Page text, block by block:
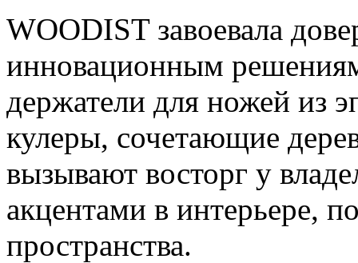
WOODIST завоевала
инновационным
держатели для ножей из
кулеры, сочетающие
вызывают восторг у
акцентами в интерьере,
пространства.